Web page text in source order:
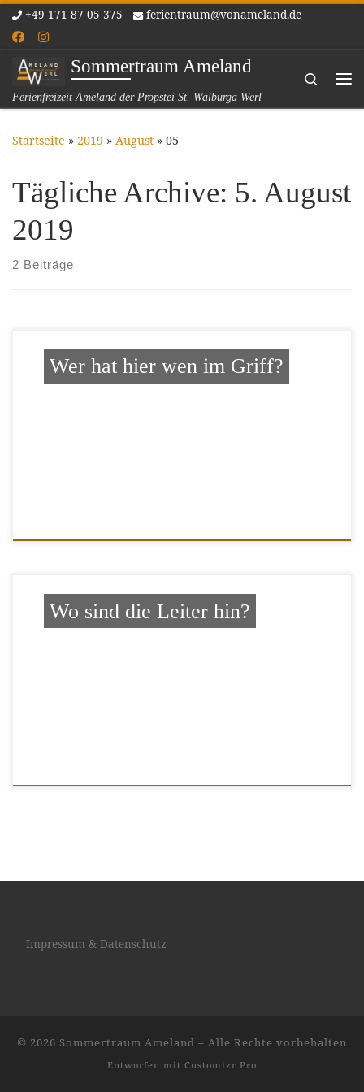
Zum Inhalt springen
+49 171 87 05 375 ferientraum@vonameland.de
Sommertraum Ameland
Ferienfreizeit Ameland der Propstei St. Walburga Werl
Search
Startseite » 2019 » August » 05
Tägliche Archive: 5. August
2019
2 Beiträge
Wer hat hier wen im Griff?
Wo sind die Leiter hin?
Impressum & Datenschutz
© 2026 Sommertraum Ameland – Alle Rechte vorbehalten
Entworfen mit Customizr Pro